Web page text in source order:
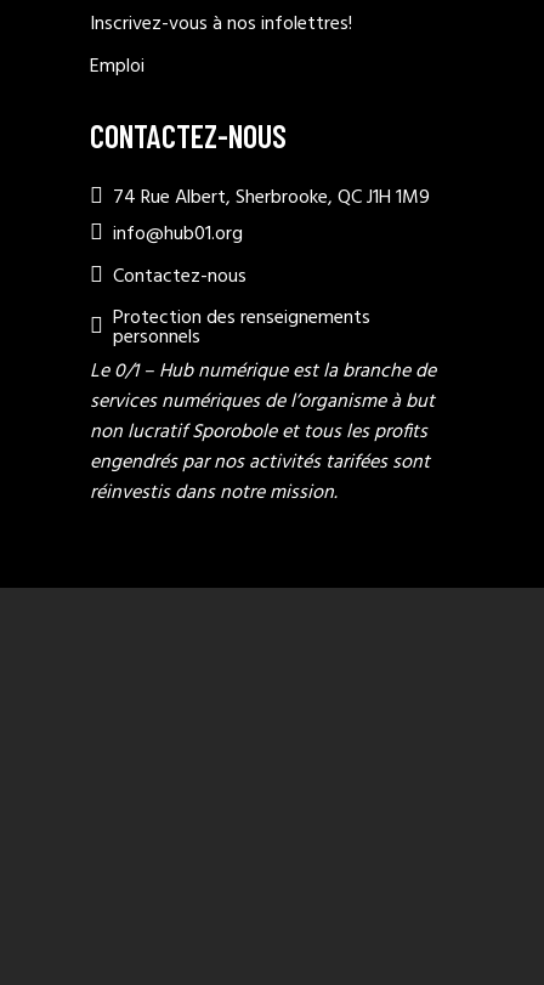
Inscrivez-vous à nos infolettres!
Emploi
CONTACTEZ-NOUS
74 Rue Albert, Sherbrooke, QC J1H 1M9
info@hub01.org
Contactez-nous
Protection des renseignements
personnels
Le 0/1 – Hub numérique est la branche de
services numériques de l’organisme à but
non lucratif Sporobole et tous les profits
engendrés par nos activités tarifées sont
réinvestis dans notre mission.